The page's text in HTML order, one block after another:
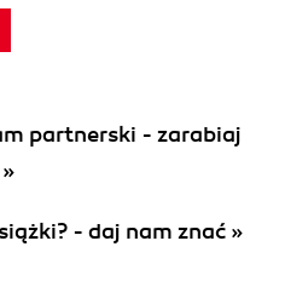
partnerski - zarabiaj
- daj nam znać »